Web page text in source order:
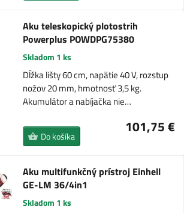
Aku teleskopický plotostrih
Powerplus POWDPG75380
Skladom 1 ks
Dĺžka lišty 60 cm, napätie 40 V, rozstup
nožov 20 mm, hmotnosť 3,5 kg.
Akumulátor a nabíjačka nie…
101,75 €
Do košíka
Aku multifunkčný prístroj Einhell
GE-LM 36/4in1
Skladom 1 ks